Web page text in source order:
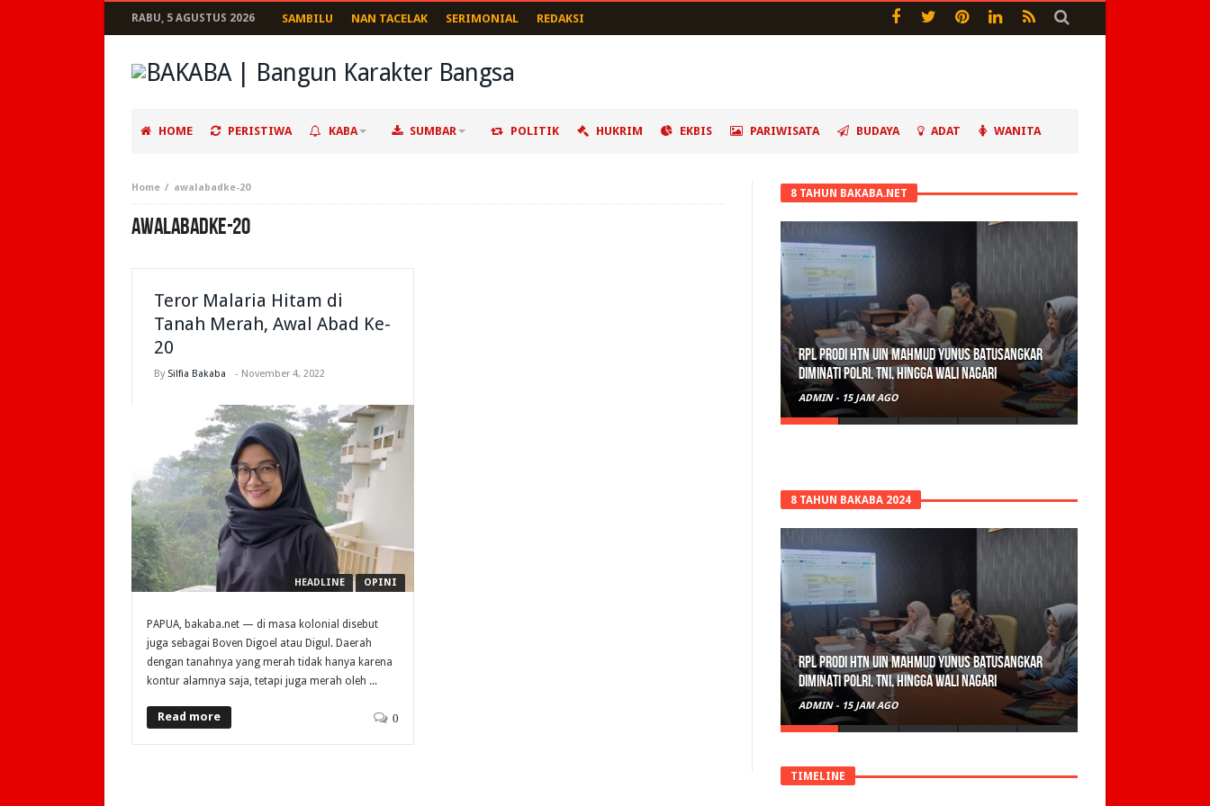
RABU, 5 AGUSTUS 2026 SAMBILU NAN TACELAK SERIMONIAL REDAKSI
HOME PERISTIWA KABA SUMBAR POLITIK HUKRIM EKBIS PARIWISATA BUDAYA ADAT WANITA
Home awalabadke-20
AWALABADKE-20
Teror Malaria Hitam di
Tanah Merah, Awal Abad Ke-
20
By Silfia Bakaba - November 4, 2022
HEADLINE OPINI
PAPUA, bakaba.net — di masa kolonial disebut
juga sebagai Boven Digoel atau Digul. Daerah
dengan tanahnya yang merah tidak hanya karena
kontur alamnya saja, tetapi juga merah oleh ...
Read more 0
8 TAHUN BAKABA.NET
RPL Prodi HTN UIN Mahmud Yunus Batusangkar
Diminati Polri, TNI, hingga Wali Nagari
ADMIN - 15 JAM AGO
8 TAHUN BAKABA 2024
RPL Prodi HTN UIN Mahmud Yunus Batusangkar
Diminati Polri, TNI, hingga Wali Nagari
ADMIN - 15 JAM AGO
TIMELINE